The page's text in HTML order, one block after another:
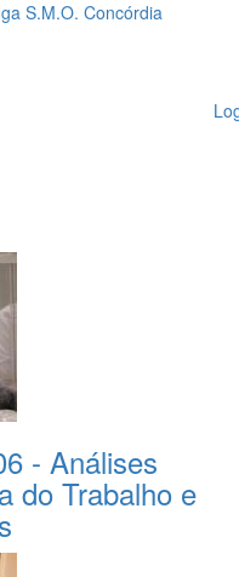
S.M.O. Concórdia
- Análises
do Trabalho e